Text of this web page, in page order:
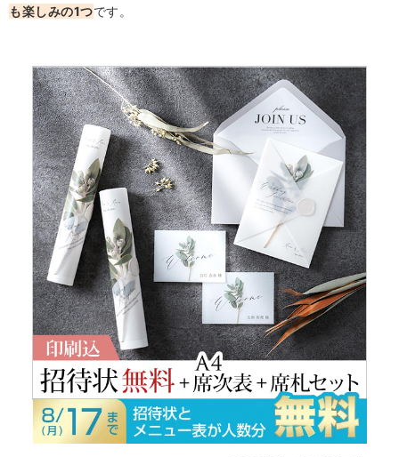
も楽しみの1つです。